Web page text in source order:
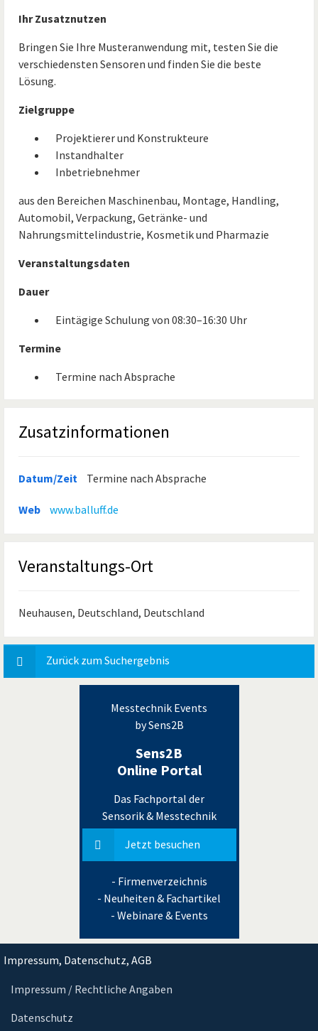
Ihr Zusatznutzen
Bringen Sie Ihre Musteranwendung mit, testen Sie die
verschiedensten Sensoren und finden Sie die beste
Lösung.
Zielgruppe
Projektierer und Konstrukteure
Instandhalter
Inbetriebnehmer
aus den Bereichen Maschinenbau, Montage, Handling,
Automobil, Verpackung, Getränke- und
Nahrungsmittelindustrie, Kosmetik und Pharmazie
Veranstaltungsdaten
Dauer
Eintägige Schulung von 08:30–16:30 Uhr
Termine
Termine nach Absprache
Zusatzinformationen
Datum/Zeit Termine nach Absprache
Web www.balluff.de
Veranstaltungs-Ort
Neuhausen, Deutschland, Deutschland
Zurück zum Suchergebnis
Messtechnik Events
by Sens2B
Sens2B
Online Portal
Das Fachportal der
Sensorik & Messtechnik
Jetzt besuchen
- Firmenverzeichnis
- Neuheiten & Fachartikel
- Webinare & Events
Impressum, Datenschutz, AGB
Impressum / Rechtliche Angaben
Datenschutz